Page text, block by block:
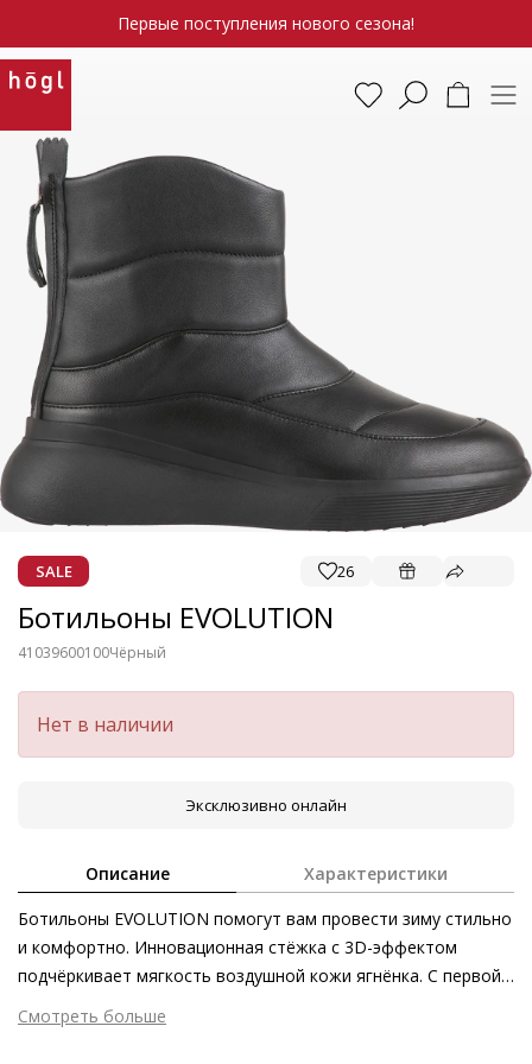
Первые поступления нового сезона!
SALE 26
Ботильоны EVOLUTION
41039600100Чёрный
Нет в наличии
Эксклюзивно онлайн
Описание Характеристики
Ботильоны EVOLUTION помогут вам провести зиму стильно
и комфортно. Инновационная стёжка с 3D-эффектом
подчёркивает мягкость воздушной кожи ягнёнка. С первой
же примерки модель станет незаменимым аксессуаром на
горнолыжном курорте, а также с лёгкостью пронесёт вас
Смотреть больше